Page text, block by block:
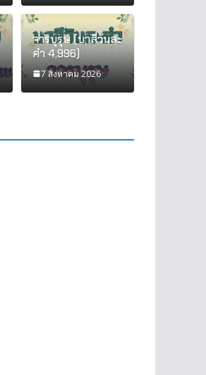
จารบุรุษ (บาลีวันละ
คำ 4,996)
7 สิงหาคม 2026